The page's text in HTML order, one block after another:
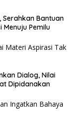
Serahkan Bantuan
Pemilu
Dialog, Nilai
Dipidanakan